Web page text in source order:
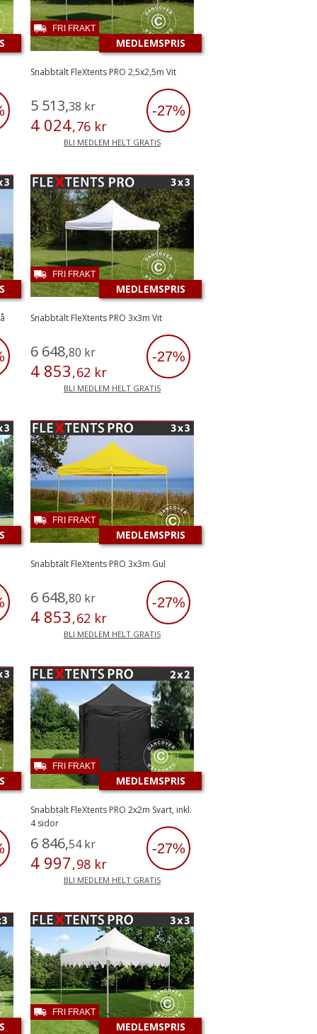
Snabbtält FleXtents PRO 2,5x2,5m Vit
-27%
BLI MEDLEM HELT GRATIS
5 513,38 kr
4 024,76 kr
MEDLEMSPRIS
FRI FRAKT
Snabbtält FleXtents PRO 3x3m Vit
-27%
BLI MEDLEM HELT GRATIS
6 648,80 kr
4 853,62 kr
MEDLEMSPRIS
FRI FRAKT
Snabbtält FleXtents PRO 3x3m Gul
-27%
BLI MEDLEM HELT GRATIS
6 648,80 kr
4 853,62 kr
MEDLEMSPRIS
FRI FRAKT
Snabbtält FleXtents PRO 2x2m Svart, inkl.
4 sidor
-27%
BLI MEDLEM HELT GRATIS
6 846,54kr
4 997,98 kr
MEDLEMSPRIS
FRI FRAKT
MEDLEMSPRIS
FRI FRAKT